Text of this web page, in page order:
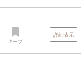
キープ
詳細表示